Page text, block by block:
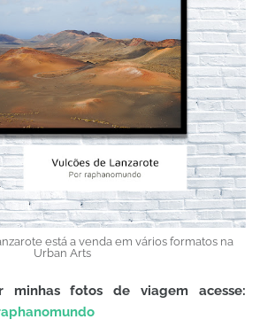
está a venda em vários formatos na
Urban Arts
minhas fotos de viagem acesse: